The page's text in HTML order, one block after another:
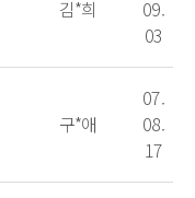
김*희
09.
03
구*애
07.
08.
17